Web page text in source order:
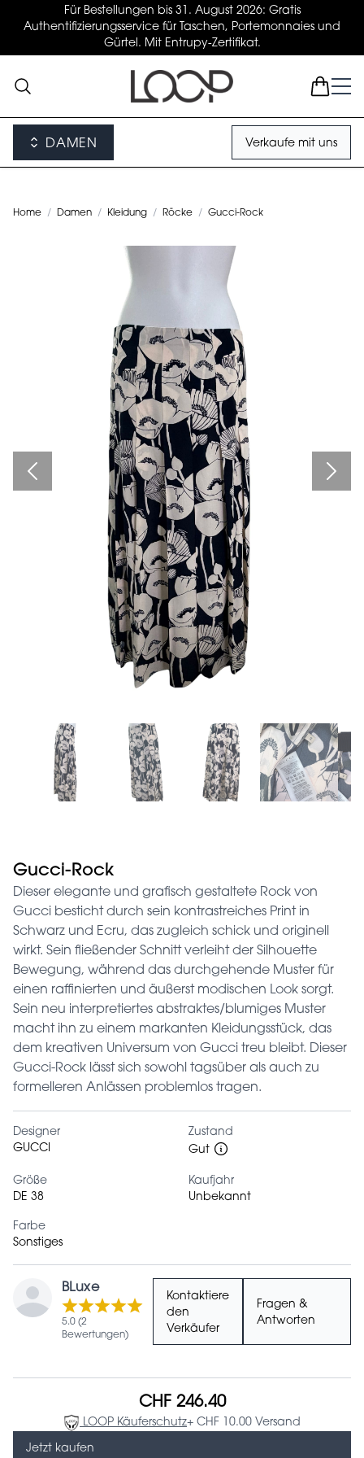
Für Bestellungen bis 31. August 2026: Gratis
Authentifizierungsservice für Taschen, Portemonnaies und
Gürtel. Mit Entrupy-Zertifikat.
DAMEN Verkaufe mit uns
Home / Damen / Kleidung / Röcke / Gucci-Rock
Gucci-Rock
Dieser elegante und grafisch gestaltete Rock von
Gucci besticht durch sein kontrastreiches Print in
Schwarz und Ecru, das zugleich schick und originell
wirkt. Sein fließender Schnitt verleiht der Silhouette
Bewegung, während das durchgehende Muster für
einen raffinierten und äußerst modischen Look sorgt.
Sein neu interpretiertes abstraktes/blumiges Muster
macht ihn zu einem markanten Kleidungsstück, das
dem kreativen Universum von Gucci treu bleibt. Dieser
Gucci-Rock lässt sich sowohl tagsüber als auch zu
formelleren Anlässen problemlos tragen.
Designer
GUCCI
Zustand
Gut
Größe
DE 38
Kaufjahr
Unbekannt
Farbe
Sonstiges
BLuxe
5.0 (2
Bewertungen)
Kontaktiere
den
Verkäufer
Fragen &
Antworten
CHF 246.40
LOOP Käuferschutz+ CHF 10.00 Versand
Jetzt kaufen